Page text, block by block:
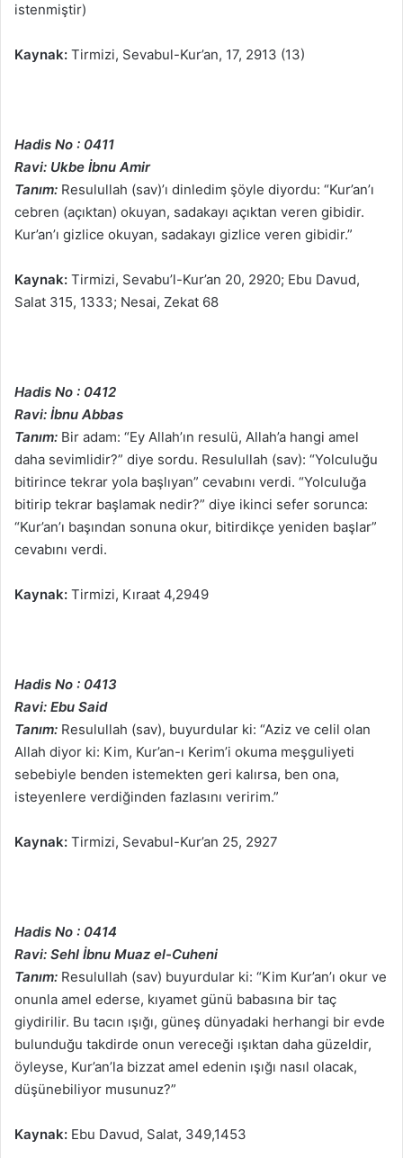
istenmiştir)
Kaynak: Tirmizi, Sevabul-Kur’an, 17, 2913 (13)
Hadis No : 0411
Ravi: Ukbe İbnu Amir
Tanım: Resulullah (sav)’ı dinledim şöyle diyordu: “Kur’an’ı
cebren (açıktan) okuyan, sadakayı açıktan veren gibidir.
Kur’an’ı gizlice okuyan, sadakayı gizlice veren gibidir.”
Kaynak: Tirmizi, Sevabu’l-Kur’an 20, 2920; Ebu Davud,
Salat 315, 1333; Nesai, Zekat 68
Hadis No : 0412
Ravi: İbnu Abbas
Tanım: Bir adam: “Ey Allah’ın resulü, Allah’a hangi amel
daha sevimlidir?” diye sordu. Resulullah (sav): “Yolculuğu
bitirince tekrar yola başlıyan” cevabını verdi. “Yolculuğa
bitirip tekrar başlamak nedir?” diye ikinci sefer sorunca:
“Kur’an’ı başından sonuna okur, bitirdikçe yeniden başlar”
cevabını verdi.
Kaynak: Tirmizi, Kıraat 4,2949
Hadis No : 0413
Ravi: Ebu Said
Tanım: Resulullah (sav), buyurdular ki: “Aziz ve celil olan
Allah diyor ki: Kim, Kur’an-ı Kerim’i okuma meşguliyeti
sebebiyle benden istemekten geri kalırsa, ben ona,
isteyenlere verdiğinden fazlasını veririm.”
Kaynak: Tirmizi, Sevabul-Kur’an 25, 2927
Hadis No : 0414
Ravi: Sehl İbnu Muaz el-Cuheni
Tanım: Resulullah (sav) buyurdular ki: “Kim Kur’an’ı okur ve
onunla amel ederse, kıyamet günü babasına bir taç
giydirilir. Bu tacın ışığı, güneş dünyadaki herhangi bir evde
bulunduğu takdirde onun vereceği ışıktan daha güzeldir,
öyleyse, Kur’an’la bizzat amel edenin ışığı nasıl olacak,
düşünebiliyor musunuz?”
Kaynak: Ebu Davud, Salat, 349,1453